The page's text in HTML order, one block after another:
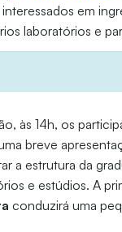
em
laboratórios e
às 14h, os
breve
a estrutura da
e estúdios. A
conduzirá uma